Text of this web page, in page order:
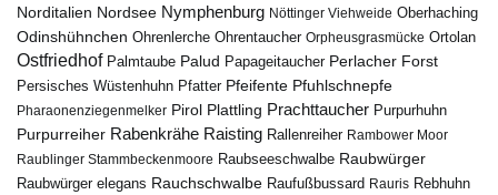
Norditalien Nordsee Nymphenburg Nöttinger Viehweide Oberhaching
Odinshühnchen Ohrenlerche Ohrentaucher Orpheusgrasmücke Ortolan
Ostfriedhof Palmtaube Palud Papageitaucher Perlacher Forst
Persisches Wüstenhuhn Pfatter Pfeifente Pfuhlschnepfe
Pharaonenziegenmelker Pirol Plattling Prachttaucher Purpurhuhn
Purpurreiher Rabenkrähe Raisting Rallenreiher Rambower Moor
Raublinger Stammbeckenmoore Raubseeschwalbe Raubwürger
Raubwürger elegans Rauchschwalbe Raufußbussard Rauris Rebhuhn